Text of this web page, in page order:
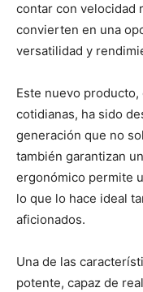
contar con velocidad
convierten en una
versatilidad y
Este nuevo
cotidianas, ha sido
generación que no
también garantizan
ergonómico permite
lo que lo hace ideal
aficionados.
Una de las
potente, capaz de